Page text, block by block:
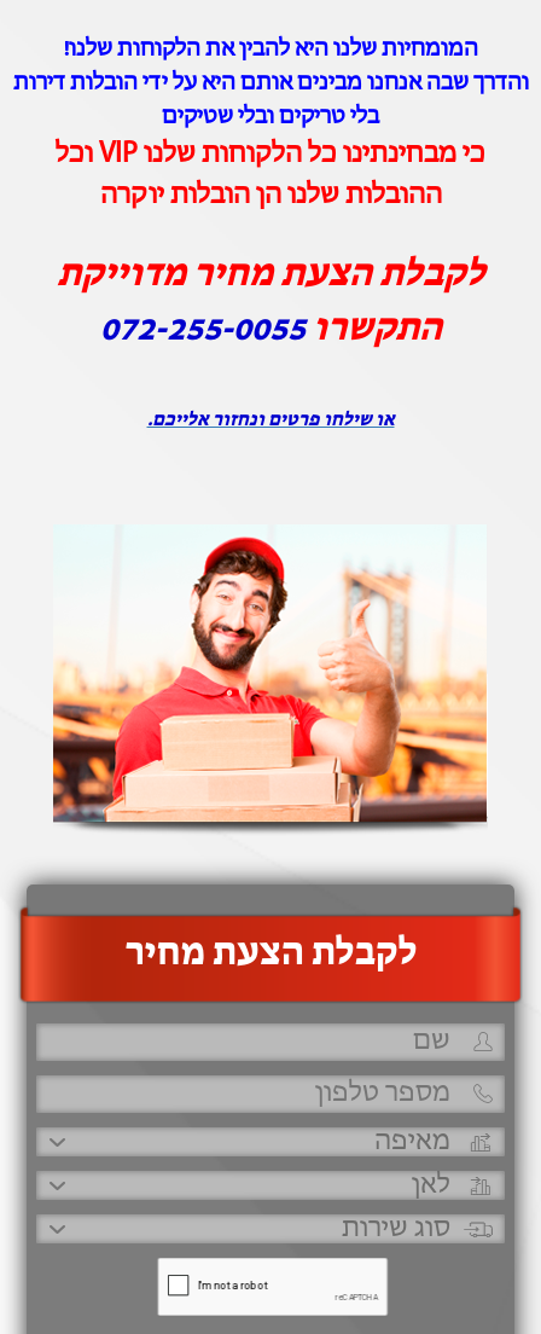
המומחיות שלנו היא להבין את הלקוחות שלנו!
והדרך שבה אנחנו מבינים אותם היא על ידי הובלות דירות
בלי טריקים ובלי שטיקים
כי מבחינתינו כל הלקוחות שלנו VIP וכל
ההובלות שלנו הן הובלות יוקרה
לקבלת הצעת מחיר מדוייקת
התקשרו072-255-0055
או שילחו פרטים ונחזור אלייכם.
‫לקבלת הצעת מחיר